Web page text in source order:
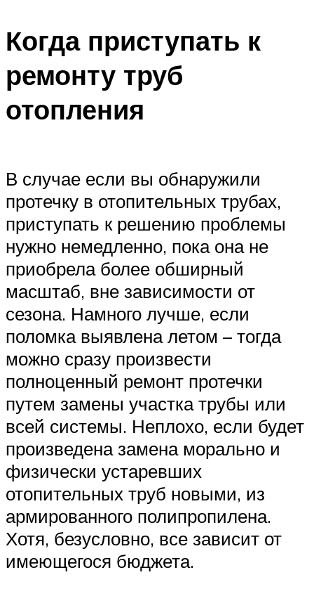
Когда приступать к
ремонту труб
отопления
В случае если вы обнаружили
протечку в отопительных трубах,
приступать к решению проблемы
нужно немедленно, пока она не
приобрела более обширный
масштаб, вне зависимости от
сезона. Намного лучше, если
поломка выявлена летом – тогда
можно сразу произвести
полноценный ремонт протечки
путем замены участка трубы или
всей системы. Неплохо, если будет
произведена замена морально и
физически устаревших
отопительных труб новыми, из
армированного полипропилена.
Хотя, безусловно, все зависит от
имеющегося бюджета.